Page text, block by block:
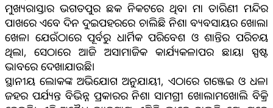
ମୁଖ୍ୟରାସ୍ତାର ଭଗତପୁର ଛକ ନିକଟରେ ଥିବା ମା ତାରିଣୀ ମନ୍ଦିର
ପାଖରେ ଏବେ ଦିନ ଦୁଇପହରରେ ଚାଲିଛି ନିଶା ବ୍ୟବସାୟର ଖୋଲା
ଖେଳ। ଯେଉଁଠାରେ ପୂର୍ବରୁ ଧାର୍ମିକ ପରିବେଶ ଓ ଶାନ୍ତିର ପରିଚୟ
ଥିଲା, ସେଠାରେ ଆଜି ଅସାମାଜିକ କାର୍ଯ୍ୟକଳାପର ଛାୟା ସ୍ପଷ୍ଟ
ଭାବରେ ଦେଖାଯାଉଛି।
ସ୍ଥାନୀୟ ଲୋକଙ୍କ ଅଭିଯୋଗ ଅନୁଯାୟୀ, ଏଠାରେ ଗଞ୍ଜେଇ ଓ ଧଳା
ଜହର ପର୍ଯ୍ୟନ୍ତ ବିଭିନ୍ନ ପ୍ରକାରର ନିଶା ସାମଗ୍ରୀ ଖୋଲାମଖୋଲି ବିକ୍ରି